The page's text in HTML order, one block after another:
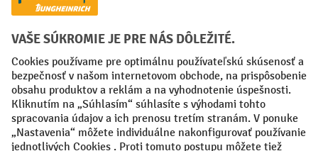
Creditcard (Master)Creditcard (Visa)
Faktúra Predplatba
Sociálne siete
Facebook
YouTube
LinkedIn